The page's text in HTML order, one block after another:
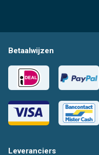
Betaalwijzen
Leveranciers